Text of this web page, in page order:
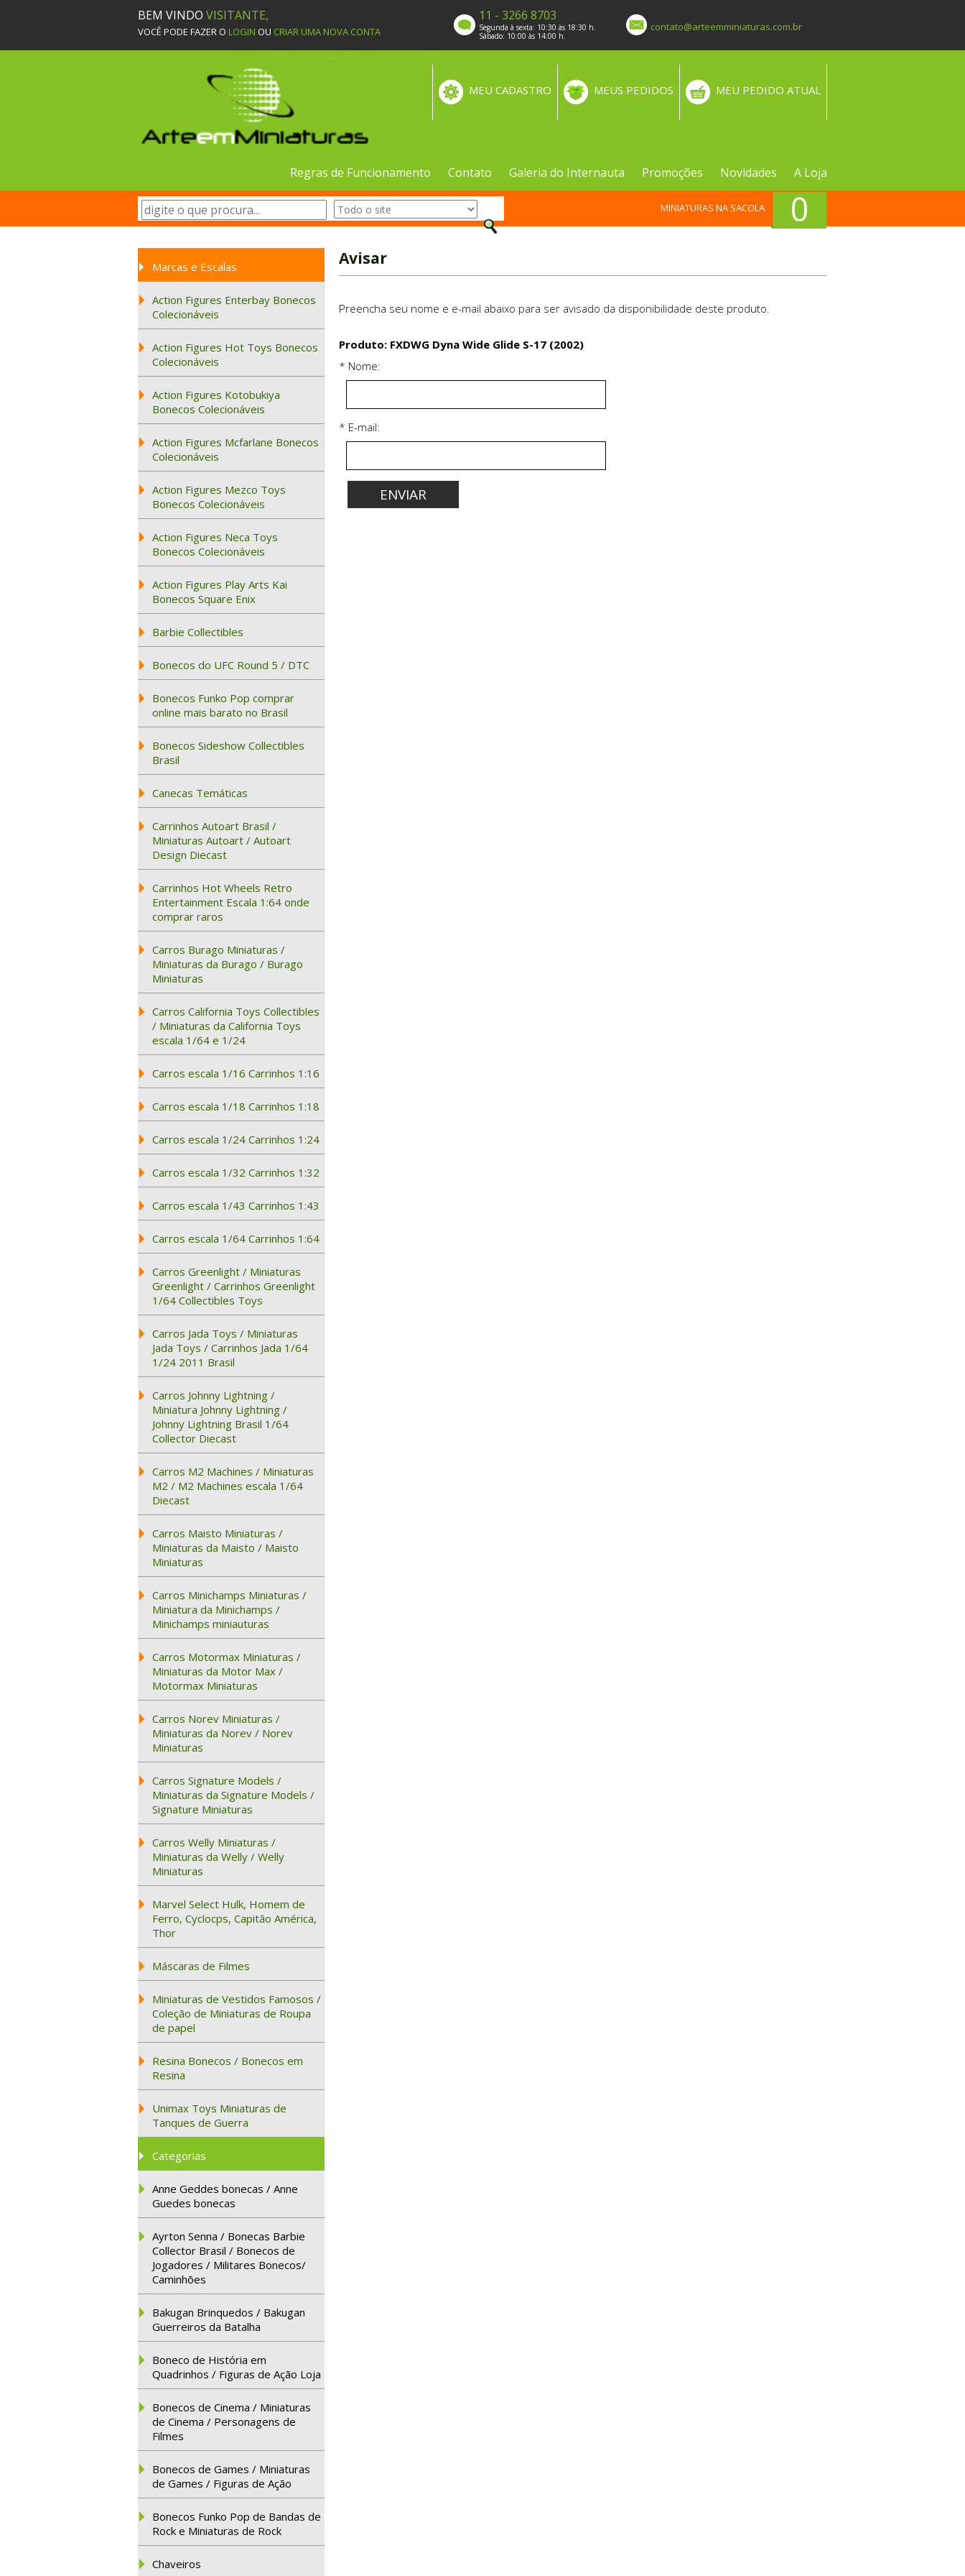
BEM VINDO VISITANTE,
VOCÊ PODE FAZER O LOGIN OU CRIAR UMA NOVA CONTA
11 - 3266 8703
Segunda à sexta: 10:30 às 18:30 h.
Sábado: 10:00 às 14:00 h.
contato@arteemminiaturas.com.br
MEU PEDIDO ATUAL
MEUS PEDIDOS
MEU CADASTRO
Regras de Funcionamento Contato Galeria do Internauta Promoções Novidades A Loja
0
MINIATURAS NA SACOLA
Marcas e Escalas
Action Figures Enterbay Bonecos
Colecionáveis
Action Figures Hot Toys Bonecos
Colecionáveis
Action Figures Kotobukiya
Bonecos Colecionáveis
Action Figures Mcfarlane Bonecos
Colecionáveis
Action Figures Mezco Toys
Bonecos Colecionáveis
Action Figures Neca Toys
Bonecos Colecionáveis
Action Figures Play Arts Kai
Bonecos Square Enix
Barbie Collectibles
Bonecos do UFC Round 5 / DTC
Bonecos Funko Pop comprar
online mais barato no Brasil
Bonecos Sideshow Collectibles
Brasil
Canecas Temáticas
Carrinhos Autoart Brasil /
Miniaturas Autoart / Autoart
Design Diecast
Carrinhos Hot Wheels Retro
Entertainment Escala 1:64 onde
comprar raros
Carros Burago Miniaturas /
Miniaturas da Burago / Burago
Miniaturas
Carros California Toys Collectibles
/ Miniaturas da California Toys
escala 1/64 e 1/24
Carros escala 1/16 Carrinhos 1:16
Carros escala 1/18 Carrinhos 1:18
Carros escala 1/24 Carrinhos 1:24
Carros escala 1/32 Carrinhos 1:32
Carros escala 1/43 Carrinhos 1:43
Carros escala 1/64 Carrinhos 1:64
Carros Greenlight / Miniaturas
Greenlight / Carrinhos Greenlight
1/64 Collectibles Toys
Carros Jada Toys / Miniaturas
Jada Toys / Carrinhos Jada 1/64
1/24 2011 Brasil
Carros Johnny Lightning /
Miniatura Johnny Lightning /
Johnny Lightning Brasil 1/64
Collector Diecast
Carros M2 Machines / Miniaturas
M2 / M2 Machines escala 1/64
Diecast
Carros Maisto Miniaturas /
Miniaturas da Maisto / Maisto
Miniaturas
Carros Minichamps Miniaturas /
Miniatura da Minichamps /
Minichamps miniauturas
Carros Motormax Miniaturas /
Miniaturas da Motor Max /
Motormax Miniaturas
Carros Norev Miniaturas /
Miniaturas da Norev / Norev
Miniaturas
Carros Signature Models /
Miniaturas da Signature Models /
Signature Miniaturas
Carros Welly Miniaturas /
Miniaturas da Welly / Welly
Miniaturas
Marvel Select Hulk, Homem de
Ferro, Cyclocps, Capitão América,
Thor
Máscaras de Filmes
Miniaturas de Vestidos Famosos /
Coleção de Miniaturas de Roupa
de papel
Resina Bonecos / Bonecos em
Resina
Unimax Toys Miniaturas de
Tanques de Guerra
Categorias
Anne Geddes bonecas / Anne
Guedes bonecas
Ayrton Senna / Bonecas Barbie
Collector Brasil / Bonecos de
Jogadores / Militares Bonecos/
Caminhões
Bakugan Brinquedos / Bakugan
Guerreiros da Batalha
Boneco de História em
Quadrinhos / Figuras de Ação Loja
Bonecos de Cinema / Miniaturas
de Cinema / Personagens de
Filmes
Bonecos de Games / Miniaturas
de Games / Figuras de Ação
Bonecos Funko Pop de Bandas de
Rock e Miniaturas de Rock
Chaveiros
Avisar
Preencha seu nome e e-mail abaixo para ser avisado da disponibilidade deste produto.
Produto: FXDWG Dyna Wide Glide S-17 (2002)
* Nome:
* E-mail: